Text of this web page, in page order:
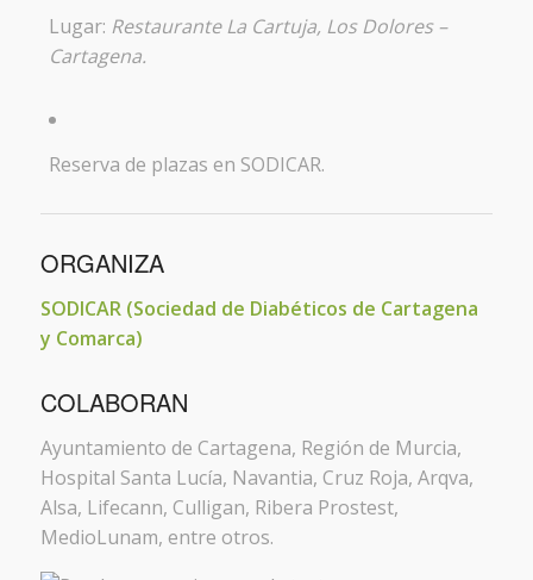
Lugar: Restaurante La Cartuja, Los Dolores –
Cartagena.
Reserva de plazas en SODICAR.
ORGANIZA
SODICAR (Sociedad de Diabéticos de Cartagena
y Comarca)
COLABORAN
Ayuntamiento de Cartagena, Región de Murcia,
Hospital Santa Lucía, Navantia, Cruz Roja, Arqva,
Alsa, Lifecann, Culligan, Ribera Prostest,
MedioLunam, entre otros.